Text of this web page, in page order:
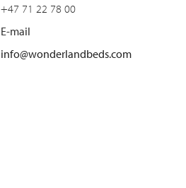
+47 71 22 78 00
E-mail
info@wonderlandbeds.com